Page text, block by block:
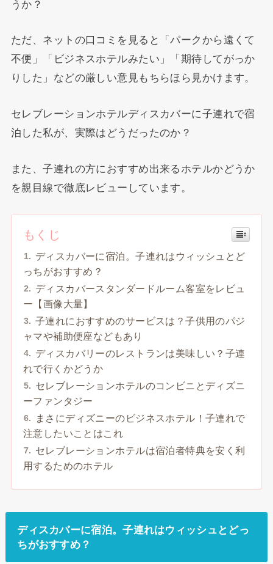
うか？
ただ、ネットの口コミを見ると「パークから遠くて
不便」「ビジネスホテルみたい」「期待してがっか
りした」などの厳しい意見もちらほら見かけます。
セレブレーションホテルディスカバーに子連れで宿
泊した私が、実際はどうだったのか？
また、子連れの方におすすめ出来るホテルかどうか
を親目線で徹底レビューしています。
もくじ
ディスカバーに宿泊。子連れはウィッシュとど
っちがおすすめ？
ディスカバースタンダードルーム客室をレビュ
ー【画像大量】
子連れにおすすめのサービスは？子供用のパジ
ャマや補助便座などもあり
ディスカバリーのレストランは美味しい？子連
れで行くかどうか
セレブレーションホテルのコンビニとディズニ
ーファンタジー
まさにディズニーのビジネスホテル！子連れで
注意したいことはこれ
セレブレーションホテルは宿泊者特典を安く利
用するためのホテル
ディスカバーに宿泊。子連れはウィッシュとどっ
ちがおすすめ？